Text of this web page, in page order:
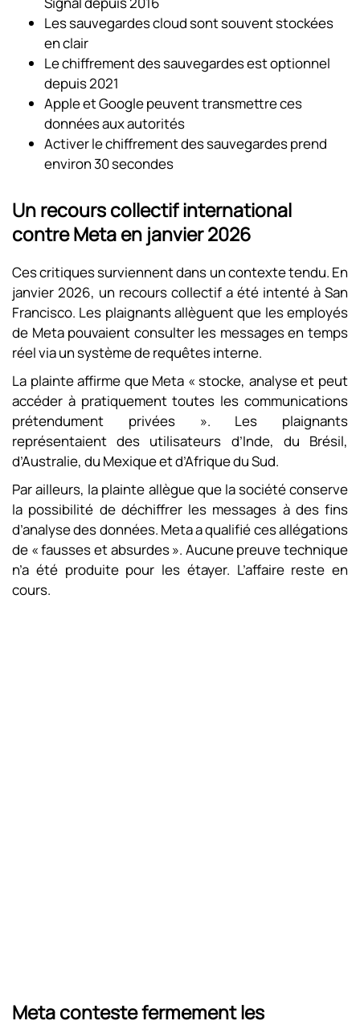
Les sauvegardes cloud sont souvent stockées
en clair
Le chiffrement des sauvegardes est optionnel
depuis 2021
Apple et Google peuvent transmettre ces
données aux autorités
Activer le chiffrement des sauvegardes prend
environ 30 secondes
Un recours collectif international
contre Meta en janvier 2026
Ces critiques surviennent dans un contexte tendu. En
janvier 2026, un recours collectif a été intenté à San
Francisco. Les plaignants allèguent que les employés
de Meta pouvaient consulter les messages en temps
réel via un système de requêtes interne.
La plainte affirme que Meta « stocke, analyse et peut
accéder à pratiquement toutes les communications
prétendument privées ». Les plaignants
représentaient des utilisateurs d’Inde, du Brésil,
d’Australie, du Mexique et d’Afrique du Sud.
Par ailleurs, la plainte allègue que la société conserve
la possibilité de déchiffrer les messages à des fins
d’analyse des données. Meta a qualifié ces allégations
de « fausses et absurdes ». Aucune preuve technique
n’a été produite pour les étayer. L’affaire reste en
cours.
Meta conteste fermement les